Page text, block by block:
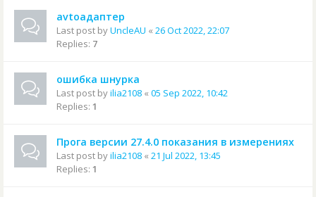
avtoадаптер
Last post byUncleAU « 26 Oct 2022, 22:07
Replies: 7
ошибка шнурка
Last post byilia2108 « 05 Sep 2022, 10:42
Replies: 1
Прога версии 27.4.0 показания в измерениях
Last post byilia2108 « 21 Jul 2022, 13:45
Replies: 1